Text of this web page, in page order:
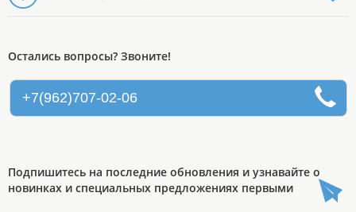
Остались вопросы? Звоните!
+7(962)707-02-06
Подпишитесь на последние обновления и узнавайте о
новинках и специальных предложениях первыми